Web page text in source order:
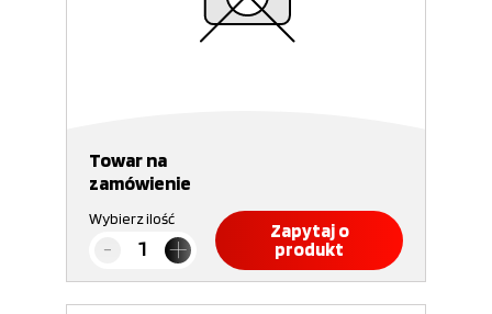
Towar na
zamówienie
Wybierz ilość
Zapytaj o
produkt